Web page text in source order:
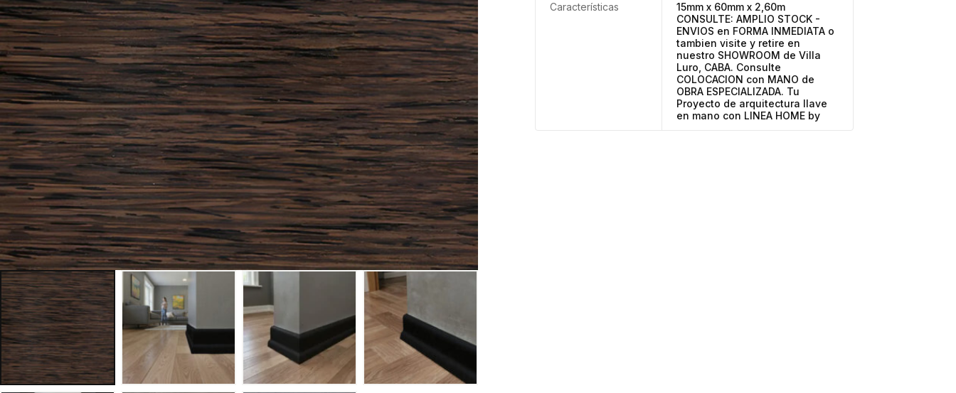
Características
15mm x 60mm x 2,60m
CONSULTE: AMPLIO STOCK -
ENVIOS en FORMA INMEDIATA o
tambien visite y retire en
nuestro SHOWROOM de Villa
Luro, CABA. Consulte
COLOCACION con MANO de
OBRA ESPECIALIZADA. Tu
Proyecto de arquitectura llave
en mano con LINEA HOME by